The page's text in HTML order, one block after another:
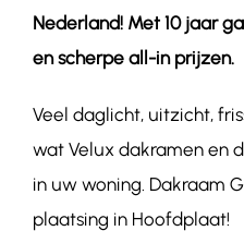
Nederland! Met 10 jaar
en scherpe all-in prijzen.
Veel daglicht, uitzicht,
wat Velux dakramen en
in uw woning. Dakraam
plaatsing in Hoofdplaat!